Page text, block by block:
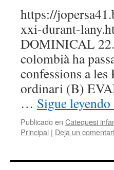
https://
xxi-durant-
DOMINICAL
colombià ha
confessions a les
ordinari (B)
… Sigue leyendo
Publicado en Catequesi
Principal | Deja un